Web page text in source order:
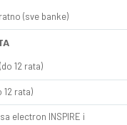
(sve banke)
12 rata)
12 rata)
electron INSPIRE i